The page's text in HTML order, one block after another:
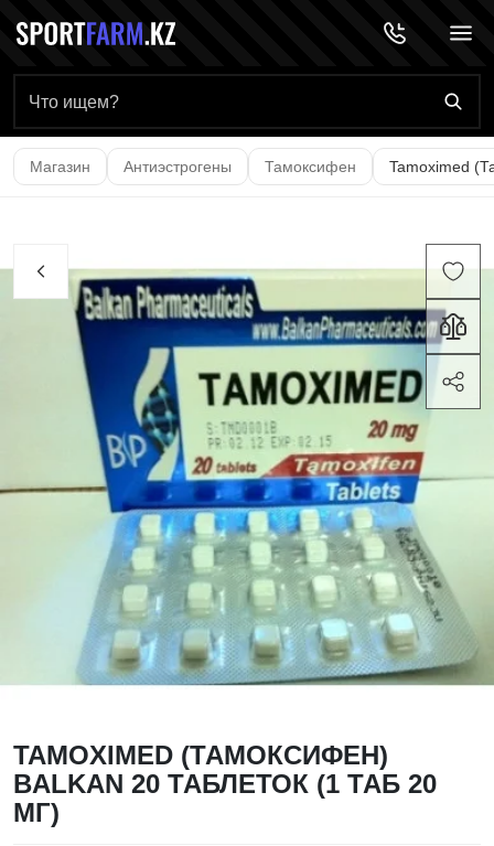
Главная страница
Магазин Антиэстрогены Тамоксифен Tamoximed
TAMOXIMED (ТАМОКСИФЕН)
BALKAN 20 ТАБЛЕТОК (1 ТАБ 20
МГ)